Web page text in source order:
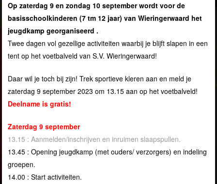
Op zaterdag 9 en zondag 10 september wordt voor de
basisschoolkinderen (7 tm 12 jaar) van Wieringerwaard het
jeugdkamp georganiseerd .
Twee dagen vol gezellige activiteiten waarbĳ je blĳft slapen in een
tent op het voetbalveld van S.V. Wieringerwaard!
Daar wil je toch bĳ zĳn! Trek sportieve kleren aan en meld je
zaterdag 9 september 2023 om 13.15 aan op het voetbalveld!
Deelname is gratis!
Zaterdag 9 september
13.15 : Aanmelden/inschrĳven en inruimen slaapspullen.
13.45 : Opening jeugdkamp (met ouders/ verzorgers) en indeling
groepen.
14.00 : Start activiteiten.